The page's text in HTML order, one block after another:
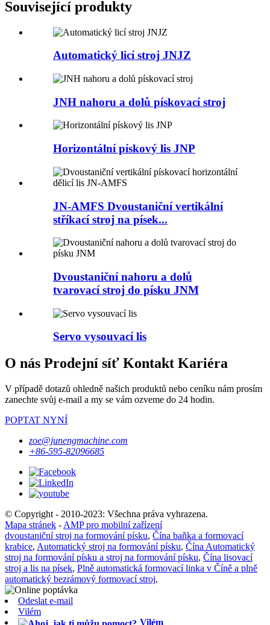
Související produkty
Automatický licí stroj JNJZ
JNH nahoru a dolů pískovací stroj
Horizontální pískový lis JNP
JN-AMFS Dvoustaniční vertikální
stříkací stroj na písek...
Dvoustaniční nahoru a dolů
tvarovací stroj do písku JNM
Servo vysouvací lis
O nás Prodejní síť Kontakt Kariéra
V případě dotazů ohledně našich produktů nebo ceníku nám prosím
zanechte svůj e-mail a my se vám ozveme do 24 hodin.
POPTAT NYNÍ
zoe@junengmachine.com
+86-595-82096685
© Copyright - 2010-2023: Všechna práva vyhrazena.
Mapa stránek - AMP pro mobilní zařízení
dvoustaniční stroj na formování písku, Čína baňka a formovací
krabice, Automatický stroj na formování písku, Čína Automatický
stroj na formování písku a stroj na formování písku, Čína lisovací
stroj a lis na písek, Plně automatická formovací linka v Číně a plně
automatický bezrámový formovací stroj,
Odeslat e-mail
Vilém
Vilém